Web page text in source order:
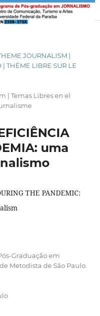
JOURNALISM |
THÈME LIBRE SUR LE
| Temas Libres en el
uma
THE PANDEMIC:
Graduação em
Metodista de São Paulo.